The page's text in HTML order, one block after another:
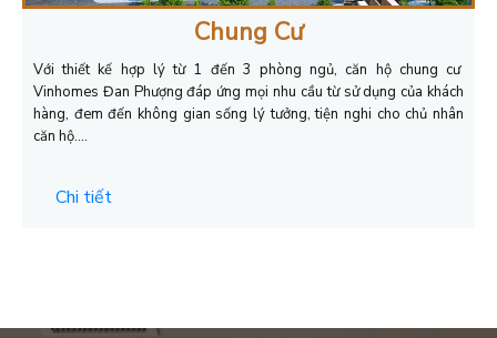
Chung Cư
Với thiết kế hợp lý từ 1 đến 3 phòng ngủ, căn hộ chung cư
Vinhomes Đan Phượng đáp ứng mọi nhu cầu từ sử dụng của khách
hàng, đem đến không gian sống lý tưởng, tiện nghi cho chủ nhân
căn hộ….
Chi tiết